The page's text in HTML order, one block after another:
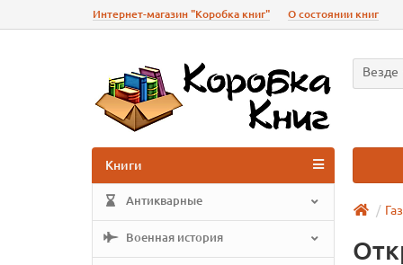
Интернет-магазин "Коробка книг" О состоянии книг
Везде
Книги
Антикварные
Военная история